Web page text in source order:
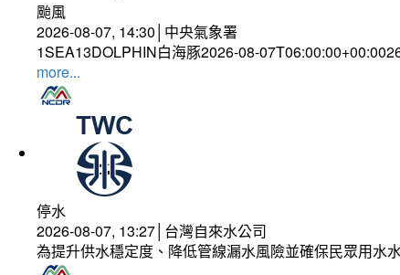
颱風
2026-08-07, 14:30│中央氣象署
1SEA13DOLPHIN白海豚2026-08-
more...
停水
2026-08-07, 13:27│台灣自來水公司
為提升供水穩定度、降低管線漏水風險並確保民眾用水